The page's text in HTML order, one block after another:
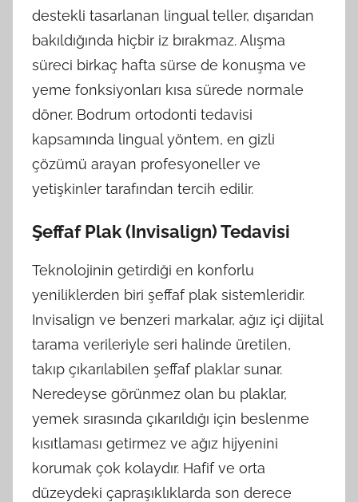
destekli tasarlanan lingual teller, dışarıdan
bakıldığında hiçbir iz bırakmaz. Alışma
süreci birkaç hafta sürse de konuşma ve
yeme fonksiyonları kısa sürede normale
döner. Bodrum ortodonti tedavisi
kapsamında lingual yöntem, en gizli
çözümü arayan profesyoneller ve
yetişkinler tarafından tercih edilir.
Şeffaf Plak (Invisalign) Tedavisi
Teknolojinin getirdiği en konforlu
yeniliklerden biri şeffaf plak sistemleridir.
Invisalign ve benzeri markalar, ağız içi dijital
tarama verileriyle seri halinde üretilen,
takıp çıkarılabilen şeffaf plaklar sunar.
Neredeyse görünmez olan bu plaklar,
yemek sırasında çıkarıldığı için beslenme
kısıtlaması getirmez ve ağız hijyenini
korumak çok kolaydır. Hafif ve orta
düzeydeki çapraşıklıklarda son derece